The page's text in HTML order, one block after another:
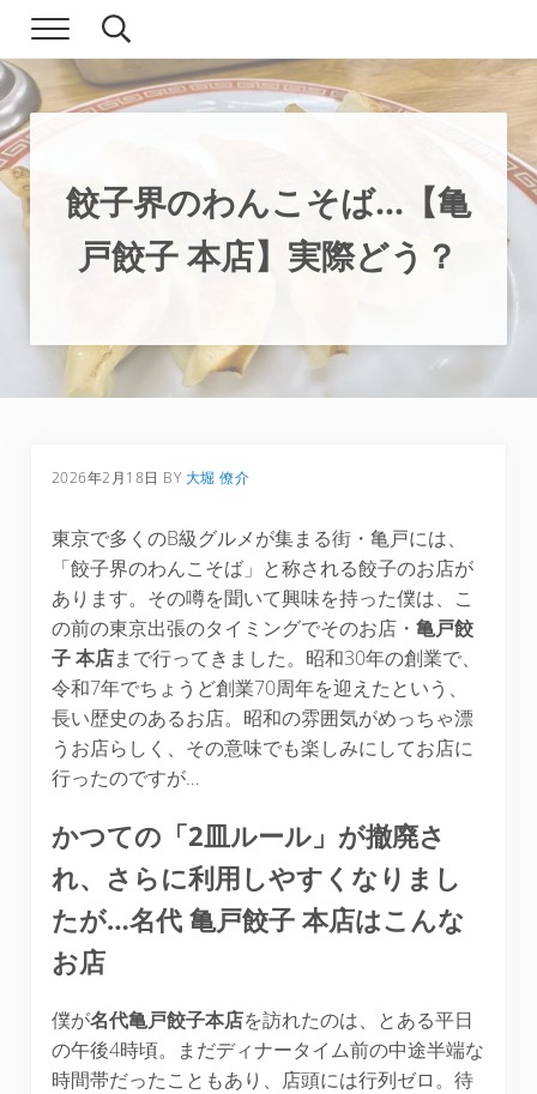
Skip to main content
Skip to header right navigation
Skip to site footer
現実逃避.com
食べ歩き、一人旅…そして時々家族旅行
Menu Search...
餃子界のわんこそば…【亀
戸餃子 本店】実際どう？
2026年2月18日 BY 大堀 僚介
東京で多くのB級グルメが集まる街・亀戸には、
「餃子界のわんこそば」と称される餃子のお店が
あります。その噂を聞いて興味を持った僕は、こ
の前の東京出張のタイミングでそのお店・ 亀戸餃
子本店まで行ってきました。昭和30年の創業で、
令和7年でちょうど創業70周年を迎えたという、
長い歴史のあるお店。昭和の雰囲気がめっちゃ漂
うお店らしく、その意味でも楽しみにしてお店に
行ったのですが…
かつての「2皿ルール」が撤廃さ
れ、さらに利用しやすくなりまし
たが…名代 亀戸餃子 本店はこんな
お店
僕が名代亀戸餃子本店を訪れたのは、とある平日
の午後4時頃。まだディナータイム前の中途半端な
時間帯だったこともあり、店頭には行列ゼロ。待